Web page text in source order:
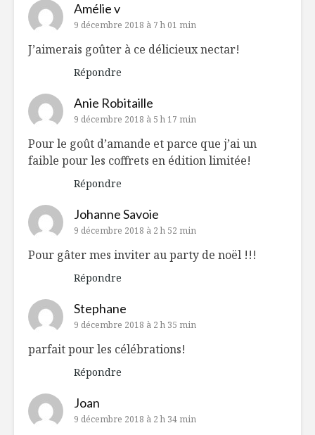
Amélie v
9 décembre 2018 à 7 h 01 min
J’aimerais goûter à ce délicieux nectar!
Répondre
Anie Robitaille
9 décembre 2018 à 5 h 17 min
Pour le goût d’amande et parce que j’ai un
faible pour les coffrets en édition limitée!
Répondre
Johanne Savoie
9 décembre 2018 à 2 h 52 min
Pour gâter mes inviter au party de noël !!!
Répondre
Stephane
9 décembre 2018 à 2 h 35 min
parfait pour les célébrations!
Répondre
Joan
9 décembre 2018 à 2 h 34 min